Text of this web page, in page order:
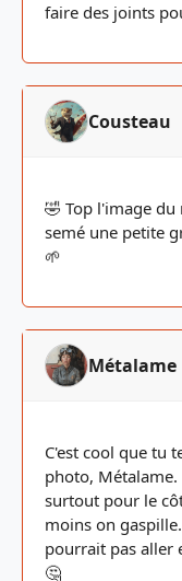
faire des joints
Cousteau
🤣 Top l'image
semé une petite
🌱
Métalame
C'est cool que tu
photo,
surtout pour le
moins on
pourrait pas aller
🤔